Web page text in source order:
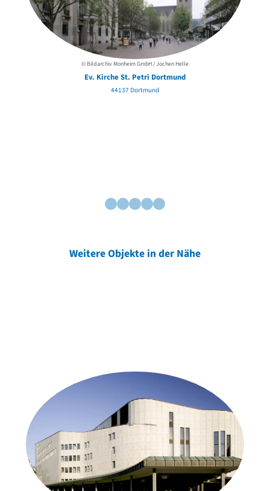
© Bildarchiv Monheim GmbH / Jochen Helle
Ev. Kirche St. Petri Dortmund
44137 Dortmund
Weitere Objekte in der Nähe